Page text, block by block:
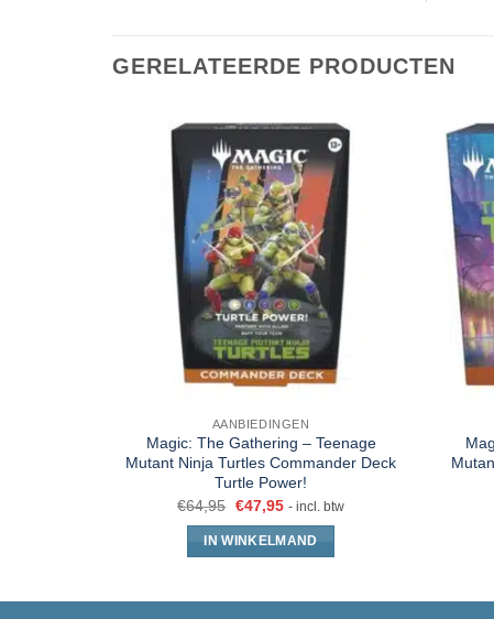
GERELATEERDE PRODUCTEN
AANBIEDINGEN
Magic: The Gathering – Teenage
Mutant Ninja Turtles Commander Deck
Turtle Power!
€64,95 €47,95 - incl. btw
IN WINKELMAND